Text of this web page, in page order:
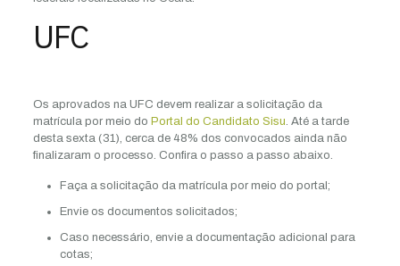
UFC
Os aprovados na UFC devem realizar a solicitação da
matrícula por meio do Portal do Candidato Sisu. Até a tarde
desta sexta (31), cerca de 48% dos convocados ainda não
finalizaram o processo. Confira o passo a passo abaixo.
Faça a solicitação da matrícula por meio do portal;
Envie os documentos solicitados;
Caso necessário, envie a documentação adicional para
cotas;